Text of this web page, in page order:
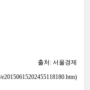
출처: 서울경제
)